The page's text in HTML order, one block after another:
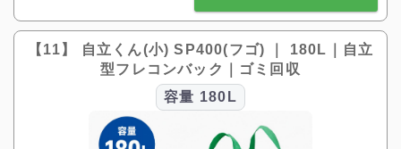
【11】 自立くん(小) SP400(フゴ) ｜ 180L｜自立
型フレコンバック｜ゴミ回収
容量 180L